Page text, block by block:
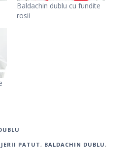
Baldachin dublu cu fundite
rosii
PATUT, BALDACHIN DUBLU,